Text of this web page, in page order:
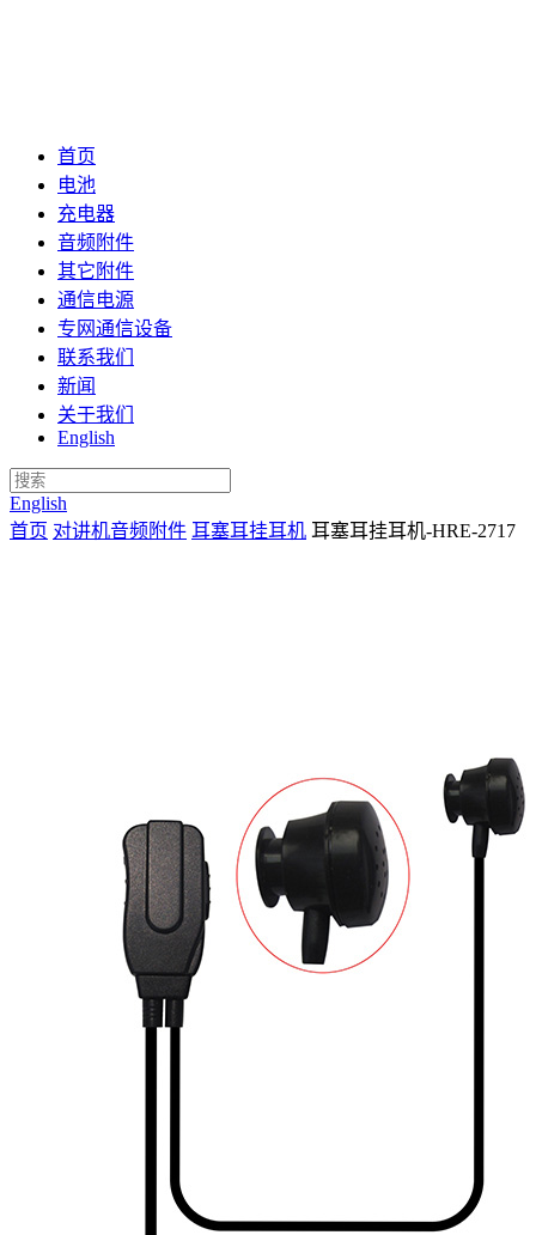
首页
电池
充电器
音频附件
其它附件
通信电源
专网通信设备
联系我们
新闻
关于我们
English
English
首页 对讲机音频附件 耳塞耳挂耳机 耳塞耳挂耳机-HRE-2717